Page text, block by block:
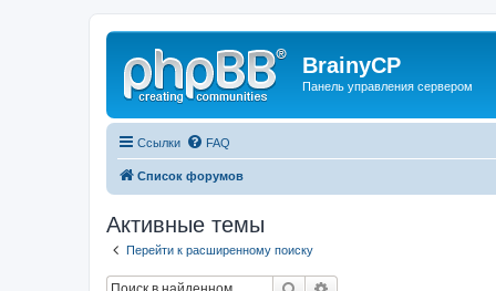
BrainyCP
Панель управления сервером
Ссылки FAQ
Список форумов
Активные темы
Перейти к расширенному поиску